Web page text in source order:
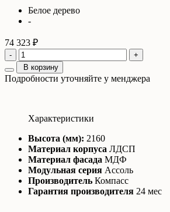
Белое дерево
-
74 323 ₽
-
+
В корзину
Подробности уточняйте у менджера
Характеристики
Высота (мм): 2160
Материал корпуса ЛДСП
Материал фасада МДФ
Модульная серия Ассоль
Производитель Компасс
Гарантия производителя 24 мес